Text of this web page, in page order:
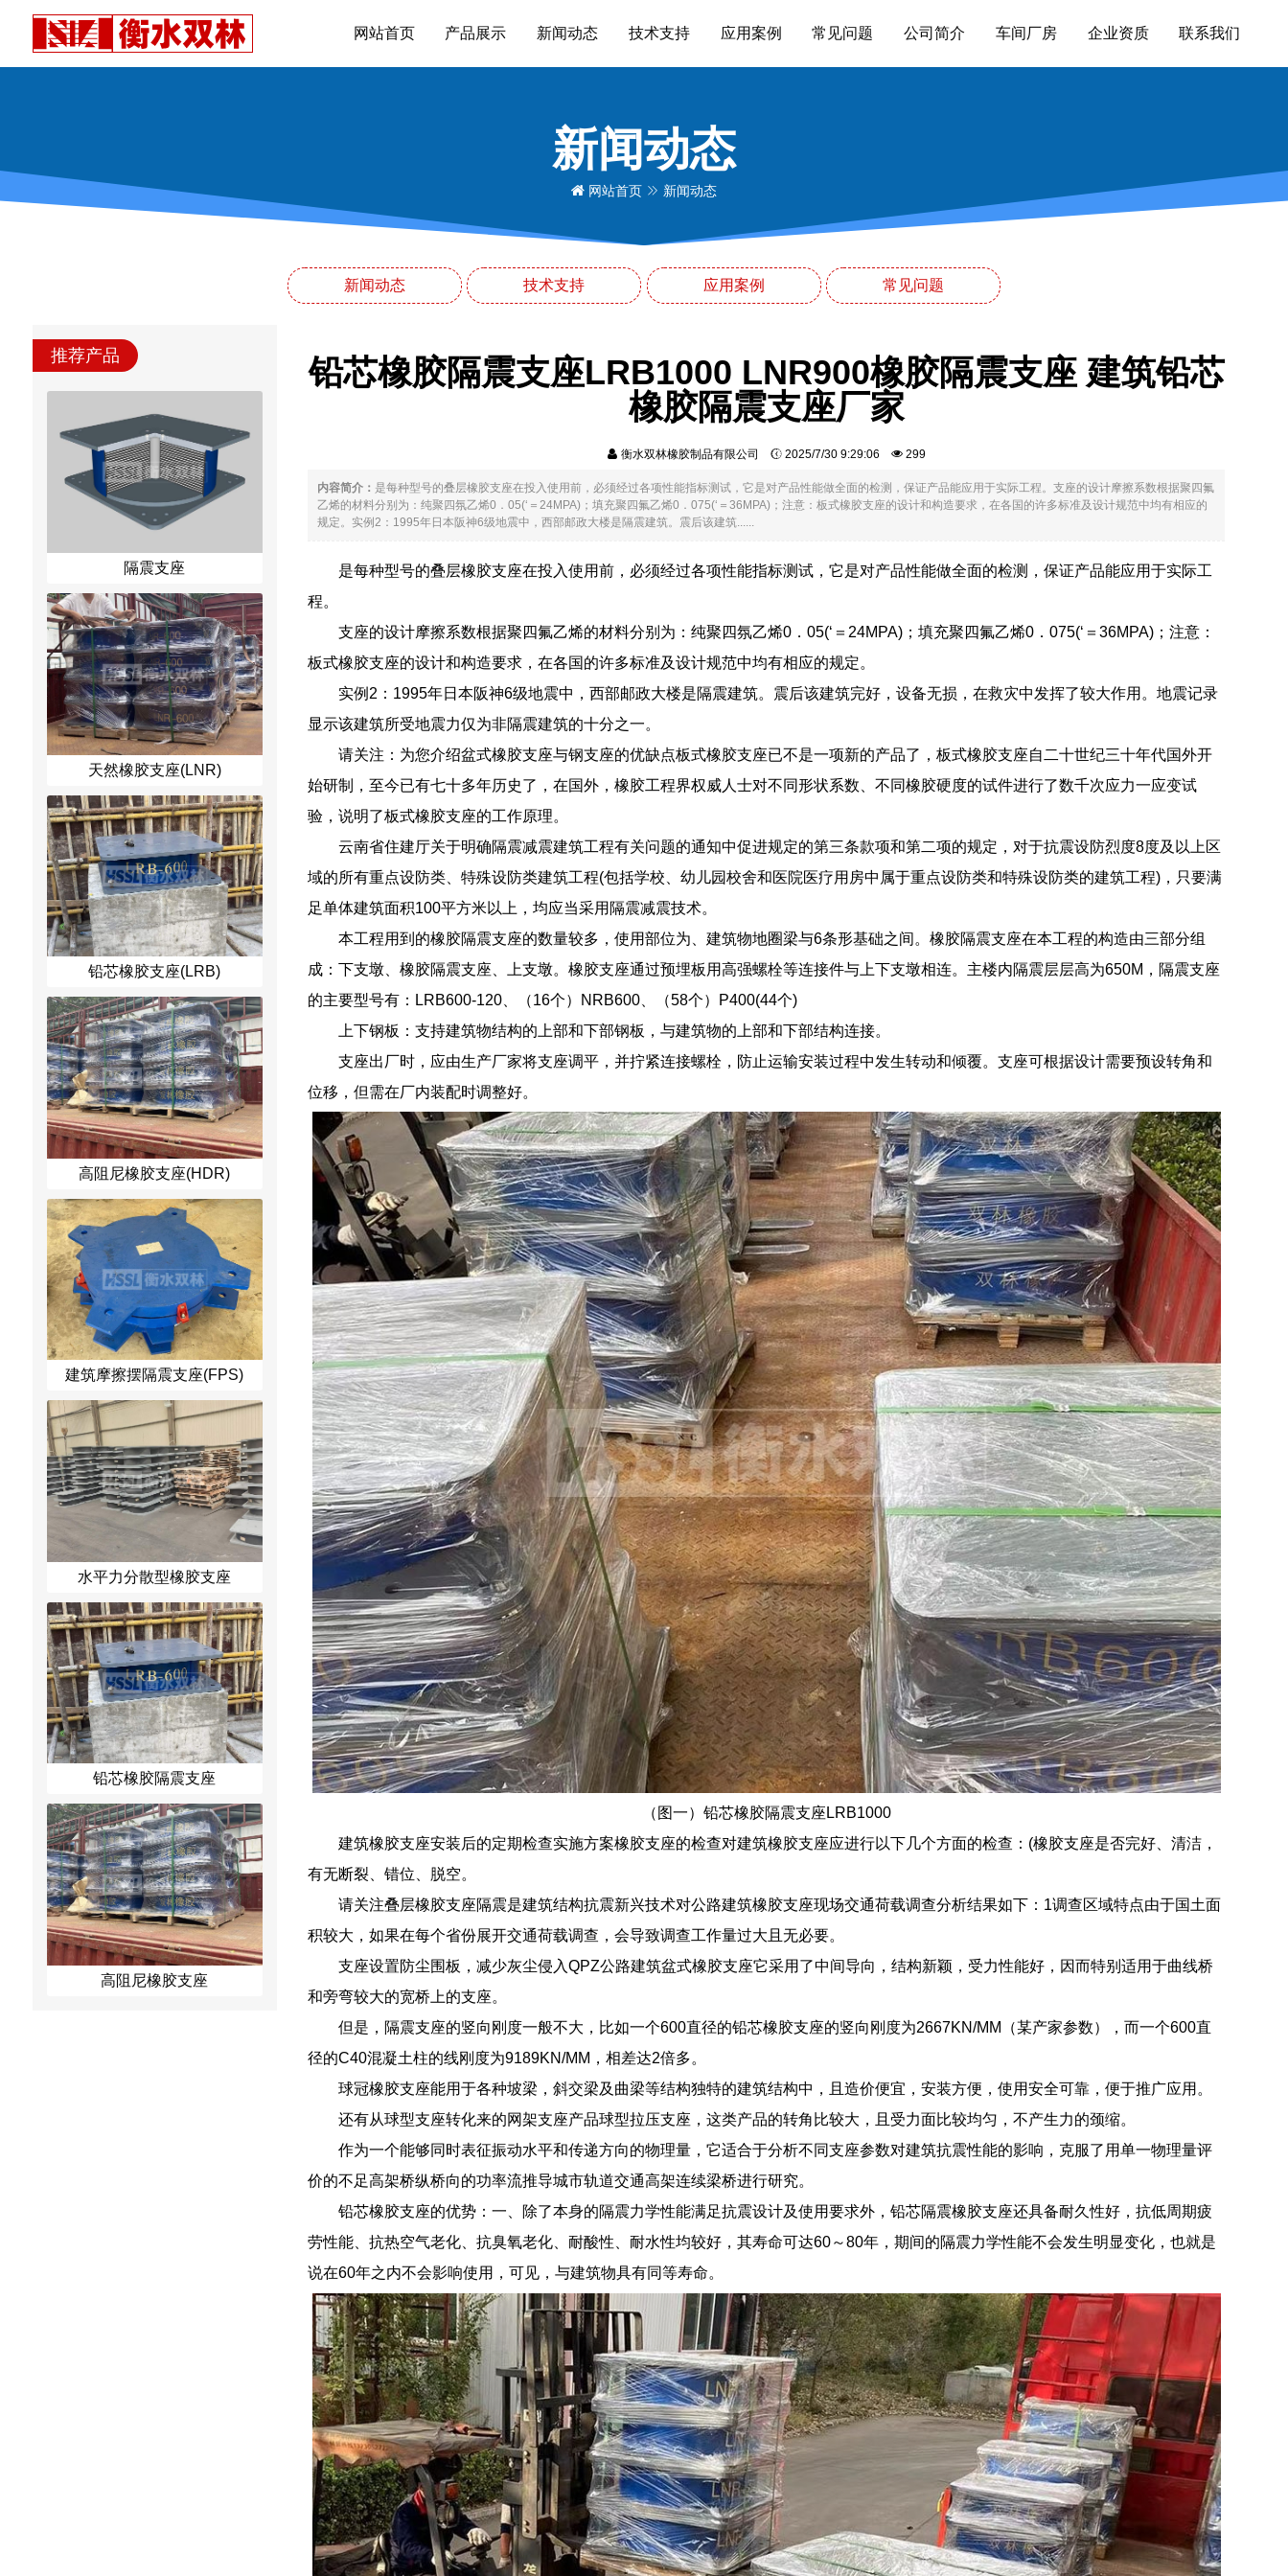
网站首页 产品展示 新闻动态 技术支持 应用案例 常见问题 公司简介 车间厂房 企业资质 联系我们
新闻动态
网站首页 新闻动态
新闻动态 技术支持 应用案例 常见问题
推荐产品
隔震支座
天然橡胶支座(LNR)
铅芯橡胶支座(LRB)
高阻尼橡胶支座(HDR)
建筑摩擦摆隔震支座(FPS)
水平力分散型橡胶支座
铅芯橡胶隔震支座
高阻尼橡胶支座
铅芯橡胶隔震支座LRB1000 LNR900橡胶隔震支座 建筑铅芯
橡胶隔震支座厂家
衡水双林橡胶制品有限公司 2025/7/30 9:29:06 299
内容简介： 是每种型号的叠层橡胶支座在投入使用前，必须经过各项性能指标测试，它是对产品性能做全面的检测，保证产品能应用于实际工程。支座的设计摩擦系数根据聚四氟
乙烯的材料分别为：纯聚四氛乙烯0．05(‘＝24MPA)；填充聚四氟乙烯0．075(‘＝36MPA)；注意：板式橡胶支座的设计和构造要求，在各国的许多标准及设计规范中均有相应的
规定。实例2：1995年日本阪神6级地震中，西部邮政大楼是隔震建筑。震后该建筑......
是每种型号的叠层橡胶支座在投入使用前，必须经过各项性能指标测试，它是对产品性能做全面的检测，保证产品能应用于实际工
程。
支座的设计摩擦系数根据聚四氟乙烯的材料分别为：纯聚四氛乙烯0．05(‘＝24MPA)；填充聚四氟乙烯0．075(‘＝36MPA)；注意：
板式橡胶支座的设计和构造要求，在各国的许多标准及设计规范中均有相应的规定。
实例2：1995年日本阪神6级地震中，西部邮政大楼是隔震建筑。震后该建筑完好，设备无损，在救灾中发挥了较大作用。地震记录
显示该建筑所受地震力仅为非隔震建筑的十分之一。
请关注：为您介绍盆式橡胶支座与钢支座的优缺点板式橡胶支座已不是一项新的产品了，板式橡胶支座自二十世纪三十年代国外开
始研制，至今已有七十多年历史了，在国外，橡胶工程界权威人士对不同形状系数、不同橡胶硬度的试件进行了数千次应力一应变试
验，说明了板式橡胶支座的工作原理。
云南省住建厅关于明确隔震减震建筑工程有关问题的通知中促进规定的第三条款项和第二项的规定，对于抗震设防烈度8度及以上区
域的所有重点设防类、特殊设防类建筑工程(包括学校、幼儿园校舍和医院医疗用房中属于重点设防类和特殊设防类的建筑工程)，只要满
足单体建筑面积100平方米以上，均应当采用隔震减震技术。
本工程用到的橡胶隔震支座的数量较多，使用部位为、建筑物地圈梁与6条形基础之间。橡胶隔震支座在本工程的构造由三部分组
成：下支墩、橡胶隔震支座、上支墩。橡胶支座通过预埋板用高强螺栓等连接件与上下支墩相连。主楼内隔震层层高为650M，隔震支座
的主要型号有：LRB600-120、（16个）NRB600、（58个）P400(44个)
上下钢板：支持建筑物结构的上部和下部钢板，与建筑物的上部和下部结构连接。
支座出厂时，应由生产厂家将支座调平，并拧紧连接螺栓，防止运输安装过程中发生转动和倾覆。支座可根据设计需要预设转角和
位移，但需在厂内装配时调整好。
（图一）铅芯橡胶隔震支座LRB1000
建筑橡胶支座安装后的定期检查实施方案橡胶支座的检查对建筑橡胶支座应进行以下几个方面的检查：(橡胶支座是否完好、清洁，
有无断裂、错位、脱空。
请关注叠层橡胶支座隔震是建筑结构抗震新兴技术对公路建筑橡胶支座现场交通荷载调查分析结果如下：1调查区域特点由于国土面
积较大，如果在每个省份展开交通荷载调查，会导致调查工作量过大且无必要。
支座设置防尘围板，减少灰尘侵入QPZ公路建筑盆式橡胶支座它采用了中间导向，结构新颖，受力性能好，因而特别适用于曲线桥
和旁弯较大的宽桥上的支座。
但是，隔震支座的竖向刚度一般不大，比如一个600直径的铅芯橡胶支座的竖向刚度为2667KN/MM（某产家参数），而一个600直
径的C40混凝土柱的线刚度为9189KN/MM，相差达2倍多。
球冠橡胶支座能用于各种坡梁，斜交梁及曲梁等结构独特的建筑结构中，且造价便宜，安装方便，使用安全可靠，便于推广应用。
还有从球型支座转化来的网架支座产品球型拉压支座，这类产品的转角比较大，且受力面比较均匀，不产生力的颈缩。
作为一个能够同时表征振动水平和传递方向的物理量，它适合于分析不同支座参数对建筑抗震性能的影响，克服了用单一物理量评
价的不足高架桥纵桥向的功率流推导城市轨道交通高架连续梁桥进行研究。
铅芯橡胶支座的优势：一、除了本身的隔震力学性能满足抗震设计及使用要求外，铅芯隔震橡胶支座还具备耐久性好，抗低周期疲
劳性能、抗热空气老化、抗臭氧老化、耐酸性、耐水性均较好，其寿命可达60～80年，期间的隔震力学性能不会发生明显变化，也就是
说在60年之内不会影响使用，可见，与建筑物具有同等寿命。